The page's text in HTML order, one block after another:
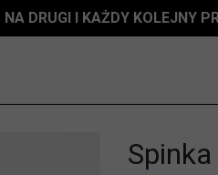
DRUGI I KAŻDY KOLEJNY